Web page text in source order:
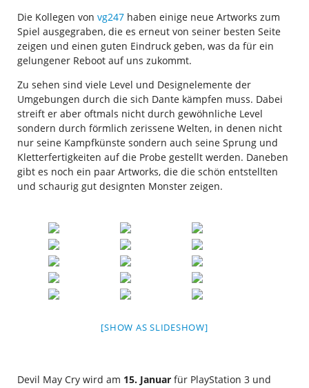
Die Kollegen von vg247 haben einige neue Artworks zum
Spiel ausgegraben, die es erneut von seiner besten Seite
zeigen und einen guten Eindruck geben, was da für ein
gelungener Reboot auf uns zukommt.
Zu sehen sind viele Level und Designelemente der
Umgebungen durch die sich Dante kämpfen muss. Dabei
streift er aber oftmals nicht durch gewöhnliche Level
sondern durch förmlich zerissene Welten, in denen nicht
nur seine Kampfkünste sondern auch seine Sprung und
Kletterfertigkeiten auf die Probe gestellt werden. Daneben
gibt es noch ein paar Artworks, die die schön entstellten
und schaurig gut designten Monster zeigen.
[SHOW AS SLIDESHOW]
Devil May Cry wird am 15. Januar für PlayStation 3 und